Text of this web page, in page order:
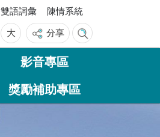
雙語詞彙 陳情系統
大 分享
影音專區
獎勵補助專區